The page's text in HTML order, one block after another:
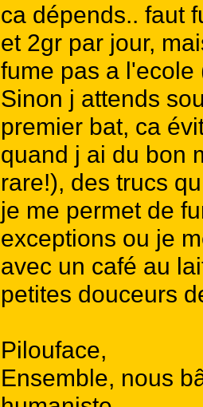
ca dépends.. faut
et 2gr par jour,
fume pas a
Sinon j attends
premier bat, ca
quand j ai du bon
rare!), des trucs
je me permet de
exceptions ou je
avec un café au
petites douceurs
Pilouface,
Ensemble, nous